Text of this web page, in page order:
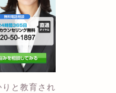
と教育され